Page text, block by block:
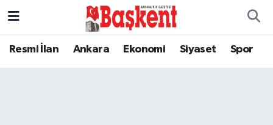
Resmi İlan Ankara Ekonomi Siyaset Spor